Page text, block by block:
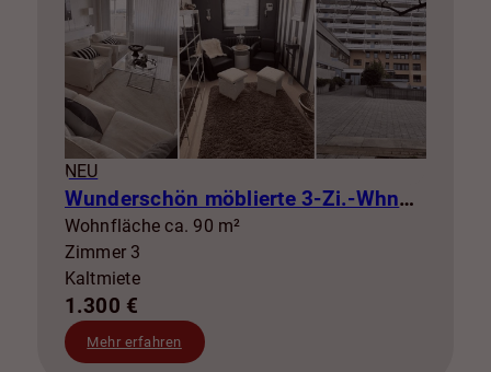
NEU
Wunderschön möblierte 3-Zi.-Whng mit Balkon zur Miete! SZ-Lebenstedt
Wohnfläche ca. 90 m²
Zimmer 3
Kaltmiete
1.300 €
Mehr erfahren